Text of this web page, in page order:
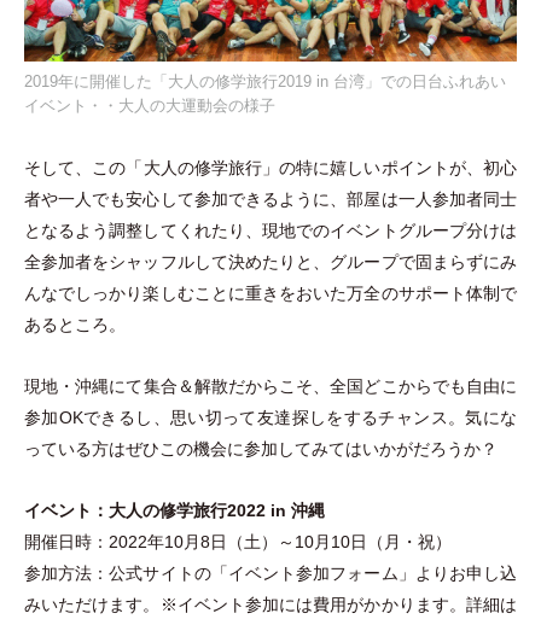
2019年に開催した「大人の修学旅行2019 in 台湾」での日台ふれあい
イベント・・大人の大運動会の様子
そして、この 「 大人の修学旅行 」の特に嬉しいポイントが、初心
者や一人でも安心して参加できるように、部屋は一人参加者同士
となるよう調整してくれたり、現地でのイベントグループ分けは
全参加者をシャッフルして決めたりと、グループで固まらずにみ
んなでしっかり楽しむことに重きをおいた万全のサポート体制で
あるところ。
現地 ・沖縄にて集合＆解散だからこそ、全国どこからでも自由に
参加OKできるし、思い切って友達探しをするチャンス。気にな
っている方はぜひこの機会に参加してみてはいかがだろうか？
イベント：大人の修学旅行2022 in 沖縄
開催日時：2022年10月8日
（土） ～10月10日 （ 月 ・ 祝）
参加方法：公式サイトの「イベント参加フォーム 」 よりお申し込
みいただけます。※イベント参加には費用がかかります。詳細は